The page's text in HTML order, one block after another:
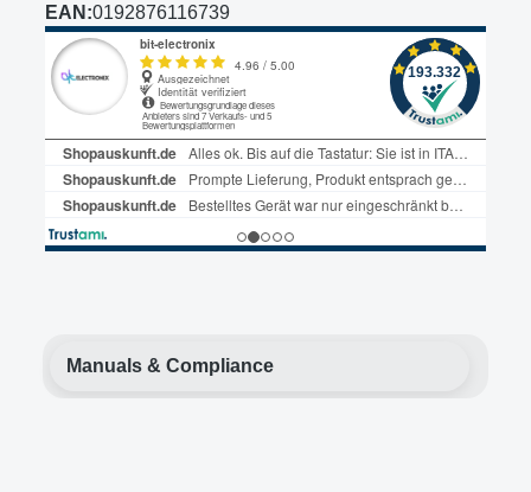
EAN:0192876116739
Manuals & Compliance